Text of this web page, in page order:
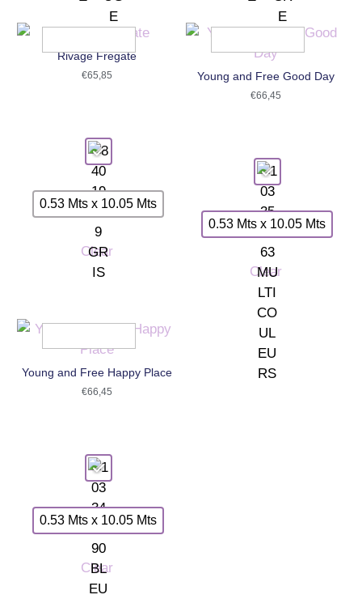
Rivage Fregate
€65,85
0.53 Mts x 10.05 Mts
Clear
Young and Free Good Day
€66,45
0.53 Mts x 10.05 Mts
Clear
Young and Free Happy Place
€66,45
0.53 Mts x 10.05 Mts
Clear